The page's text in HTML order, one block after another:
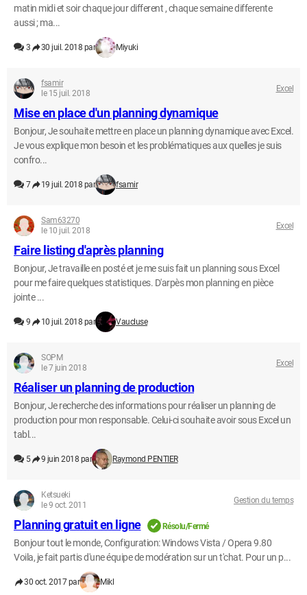
matin midi et soir chaque jour different , chaque semaine differente
aussi ; ma...
3 30 juil. 2018 par Miyuki
fsamir
le 15 juil. 2018
Excel
Mise en place d'un planning dynamique
Bonjour, Je souhaite mettre en place un planning dynamique avec Excel.
Je vous explique mon besoin et les problématiques aux quelles je suis
confro...
7 19 juil. 2018 par fsamir
Sam63270
le 10 juil. 2018
Excel
Faire listing d'après planning
Bonjour, Je travaille en posté et je me suis fait un planning sous Excel
pour me faire quelques statistiques. D'arpès mon planning en pièce
jointe ...
9 10 juil. 2018 par Vaucluse
SOPM
le 7 juin 2018
Excel
Réaliser un planning de production
Bonjour, Je recherche des informations pour réaliser un planning de
production pour mon responsable. Celui-ci souhaite avoir sous Excel un
tabl...
5 9 juin 2018 par Raymond PENTIER
Ketsueki
le 9 oct. 2011
Gestion du temps
Planning gratuit en ligne Résolu/Fermé
Bonjour tout le monde, Configuration: Windows Vista / Opera 9.80
Voila, je fait partis d'une équipe de modération sur un t'chat. Pour un p...
30 oct. 2017 par Mikl